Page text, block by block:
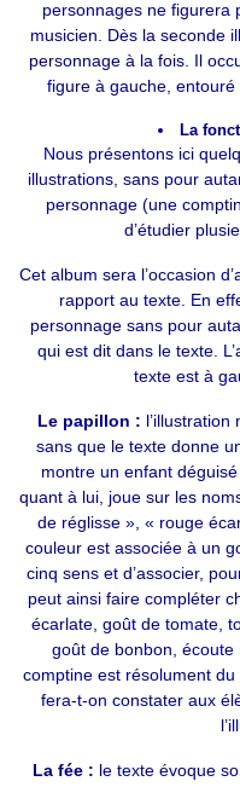
personnages ne figurera
musicien. Dès la seconde
personnage à la fois. Il
figure à gauche, entouré
La
Nous présentons ici
illustrations, sans pour
personnage (une
d’étudier
Cet album sera l’occasion
rapport au texte. En
personnage sans pour
qui est dit dans le texte.
texte est à
Le papillon :
sans que le texte donne
montre un enfant
quant à lui, joue sur les
de réglisse », « rouge
couleur est associée à un
cinq sens et d’associer,
peut ainsi faire compléter
écarlate, goût de tomate,
goût de bonbon,
comptine est résolument
fera-t-on constater aux
La fée : le texte évoque